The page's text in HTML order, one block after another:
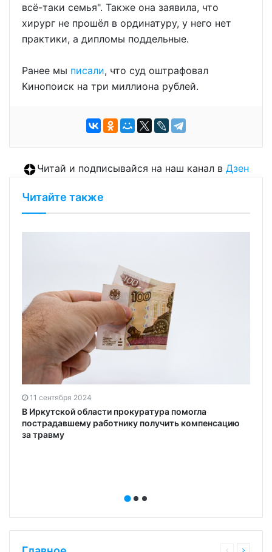
всё-таки семья". Также она заявила, что
хирург не прошёл в ординатуру, у него нет
практики, а дипломы поддельные.
Ранее мы писали, что суд оштрафовал
Кинопоиск на три миллиона рублей.
Читай и подписывайся на наш канал в Дзен
Читайте также
11 сентября 2024
В Иркутской области прокуратура помогла
пострадавшему работнику получить компенсацию
за травму